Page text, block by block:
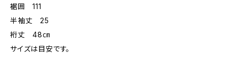
裾囲 111
半袖丈 25
裄丈 48㎝
サイズは目安です。